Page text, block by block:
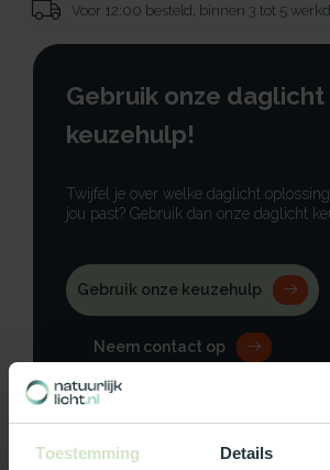
Toestemming Details
Voor 12:00 besteld, binnen 3 tot 5
Gebruik onze daglicht
keuzehulp!
Twijfel je over welke daglicht
jou past? Gebruik dan onze daglicht
Gebruik onze keuzehulp
Neem contact op